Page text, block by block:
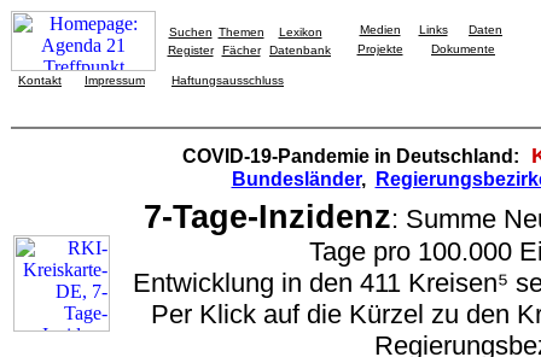
Suchen Themen
Lexikon
Register
Fächer Datenbank
Medien Links
Daten
Projekte
Dokumente
Kontakt Impressum Haftungsausschluss
COVID-19-Pandemie in Deutschland:
Bundesländer,
7-Tage-Inzidenz: Summe
Tage pro 100.000
Entwicklung in den 411 Kreisen⁵
Per Klick auf die Kürzel zu den